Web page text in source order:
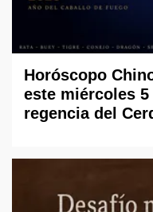
Horóscopo
este miércoles
regencia del